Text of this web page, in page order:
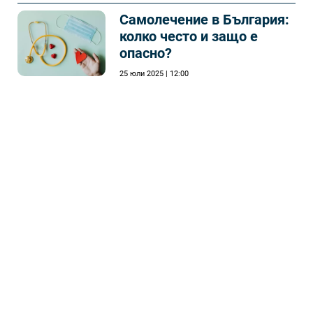
Самолечeние в България:
колко често и защо е
опасно?
25 юли 2025 | 12:00